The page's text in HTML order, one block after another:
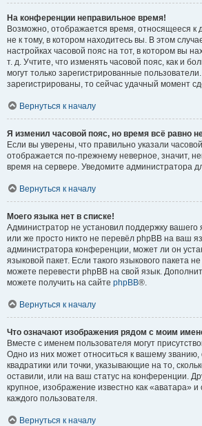
На конференции неправильное время!
Возможно, отображается время, относящееся к
не к тому, в котором находитесь вы. В этом
настройках часовой пояс на тот, в котором вы
т. д. Учтите, что изменять часовой пояс, как и
могут только зарегистрированные
зарегистрированы, то сейчас удачный момент
Вернуться к началу
Я изменил часовой пояс, но время всё равно
Если вы уверены, что правильно указали
отображается по-прежнему неверное, значит,
время на сервере. Уведомите администратора
Вернуться к началу
Моего языка нет в списке!
Администратор не установил поддержку
или же просто никто не перевёл phpBB на ваш
администратора конференции, может ли он
языковой пакет. Если такого языкового пакета
можете перевести phpBB на свой язык.
можете получить на сайте phpBB®.
Вернуться к началу
Что означают изображения рядом с моим
Вместе с именем пользователя могут
Одно из них может относиться к вашему званию,
квадратики или точки, указывающие на то,
оставили, или на ваш статус на конференции.
крупное, изображение известно как «аватара»
каждого пользователя.
Вернуться к началу